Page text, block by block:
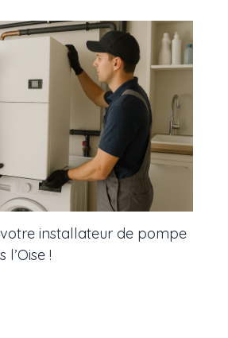
installateur de pompe
!